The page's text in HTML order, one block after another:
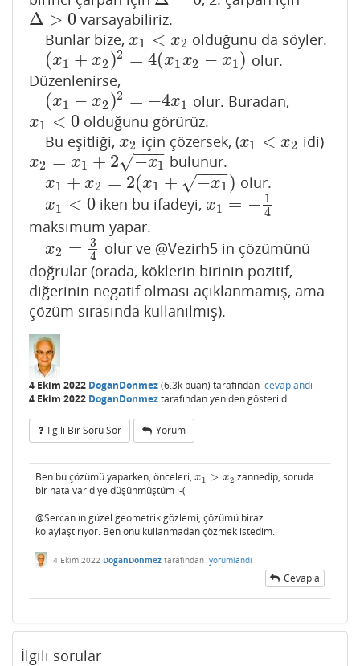
Δ > 0
Δ> 0
varsayabiliriz.
Bunlar bize, x1 < x2
x1 x2 olduğunu da söyler.
(x1 + x2 )2 = 4(x1 x2 − x1 )
(x1+ x2 2= 4(x 1x 2−x1)
olur.
Düzenlenirse,
(x1 − x2 )2 = −4x1
(x1− x2 2= −4 x1 olur. Buradan,
x1 < 0
x1 0
olduğunu görürüz.
Bu eşitliği, x2
x2 için çözersek, (x1 < x2
x1 x2 idi)
x2 = x1 + 2 −x1
− −
−−
√
x2= x1 +2− x1 bulunur.
x1 + x2 = 2(x1 + −x1
− −
−−
√ )
x1 +x2 =2( x1+ −x1) olur.
x1 < 0
x1 0 iken bu ifadeyi, x1 = − 1
4
x1 −1 4
maksimum yapar.
x2 =
3
4
x2= 34
olur ve @Vezirh5 in çözümünü
doğrular (orada, köklerin birinin pozitif,
diğerinin negatif olması açıklanmamış, ama
çözüm sırasında kullanılmış).
4 Ekim 2022 DoganDonmez(6.3k puan) tarafından cevaplandı
4 Ekim 2022 DoganDonmeztarafındanyeniden gösterildi
Ilgili Bir Soru Sor Yorum
Ben bu çözümü yaparken, önceleri, x1 > x2
x1 x2
zannedip, soruda
bir hata var diye düşünmüştüm :-(
@Sercan ın güzel geometrik gözlemi, çözümü biraz
kolaylaştırıyor. Ben onu kullanmadan çözmek istedim.
4 Ekim 2022 DoganDonmez tarafından yorumlandı
Cevapla
İlgili sorular